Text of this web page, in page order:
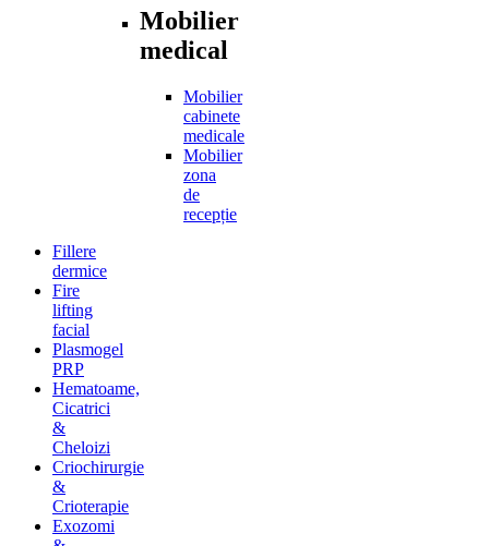
Mobilier
medical
Mobilier
cabinete
medicale
Mobilier
zona
de
recepție
Fillere
dermice
Fire
lifting
facial
Plasmogel
PRP
Hematoame,
Cicatrici
&
Cheloizi
Criochirurgie
&
Crioterapie
Exozomi